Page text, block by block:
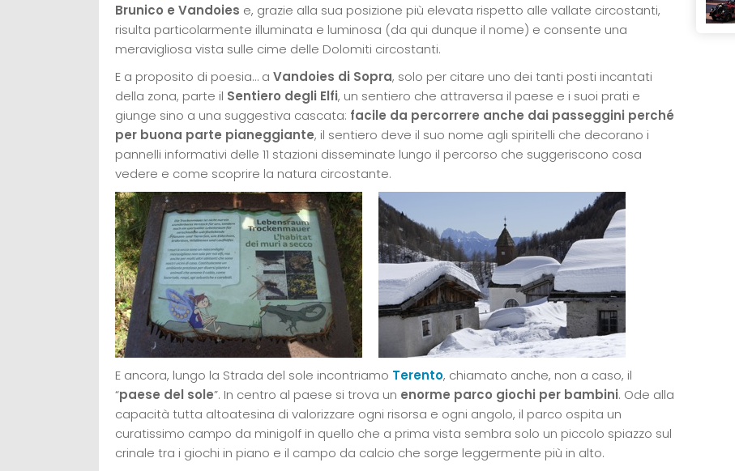
Brunico e Vandoies e, grazie alla sua posizione più elevata rispetto alle vallate circostanti,
risulta particolarmente illuminata e luminosa (da qui dunque il nome) e consente una
meravigliosa vista sulle cime delle Dolomiti circostanti.
E a proposito di poesia… a Vandoies di Sopra, solo per citare uno dei tanti posti incantati
della zona, parte il Sentiero degli Elfi, un sentiero che attraversa il paese e i suoi prati e
giunge sino a una suggestiva cascata: facile da percorrere anche dai passeggini perché
per buona parte pianeggiante, il sentiero deve il suo nome agli spiritelli che decorano i
pannelli informativi delle 11 stazioni disseminate lungo il percorso che suggeriscono cosa
vedere e come scoprire la natura circostante.
E ancora, lungo la Strada del sole incontriamo Terento, chiamato anche, non a caso, il
“paese del sole”. In centro al paese si trova un enorme parco giochi per bambini. Ode alla
capacità tutta altoatesina di valorizzare ogni risorsa e ogni angolo, il parco ospita un
curatissimo campo da minigolf in quello che a prima vista sembra solo un piccolo spiazzo sul
crinale tra i giochi in piano e il campo da calcio che sorge leggermente più in alto.